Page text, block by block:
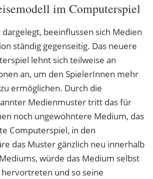
im Computerspiel
beeinflussen sich Medien
ständig gegenseitig. Das neuere
lehnt sich teilweise an
an, um den SpielerInnen mehr
ermöglichen. Durch die
Medienmuster tritt das für
noch ungewohntere Medium, das
Computerspiel, in den
das Muster gänzlich neu innerhalb
würde das Medium selbst
und so seine